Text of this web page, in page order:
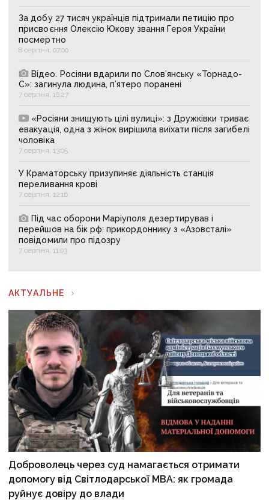
За добу 27 тисяч українців підтримали петицію про
присвоєння Олексію Юкову звання Героя України
посмертно
8 серпня, 07:00
Відео. Росіяни вдарили по Слов’янську «Торнадо-
С»: загинула людина, п’ятеро поранені
7 серпня, 16:27
«Росіяни знищують цілі вулиці»: з Дружківки триває
евакуація, одна з жінок вирішила виїхати після загибелі
чоловіка
7 серпня, 13:05
У Краматорську призупиняє діяльність станція
переливання крові
7 серпня, 12:16
Під час оборони Маріуполя дезертирував і
перейшов на бік рф: прикордоннику з «Азовсталі»
повідомили про підозру
7 серпня, 11:03
АКТУАЛЬНЕ
Доброволець через суд намагається отримати
допомогу від Світлодарської МВА: як громада
руйнує довіру до влади